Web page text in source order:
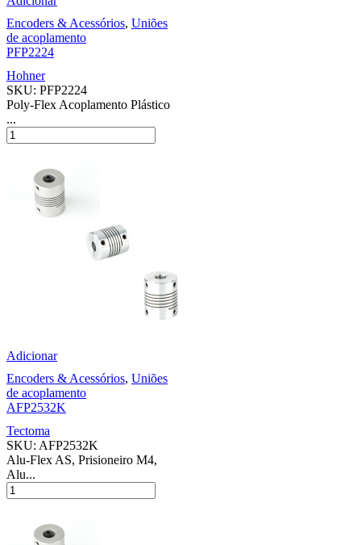
Encoders & Acessórios, Uniões
de acoplamento
PFP2224
Hohner
SKU: PFP2224
Poly-Flex Acoplamento Plástico
...
Adicionar
Encoders & Acessórios, Uniões
de acoplamento
AFP2532K
Tectoma
SKU: AFP2532K
Alu-Flex AS, Prisioneiro M4,
Alu...